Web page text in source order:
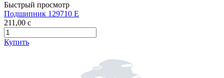
Быстрый просмотр
Подшипник 129710 Е
211,00 c
Купить